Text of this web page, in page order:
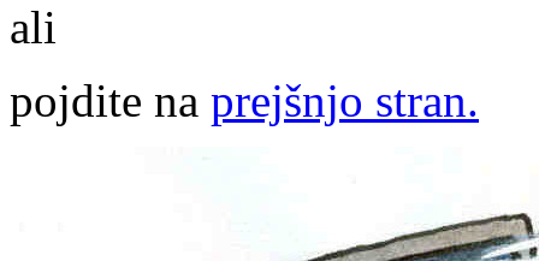
ali
pojdite na prejšnjo stran.